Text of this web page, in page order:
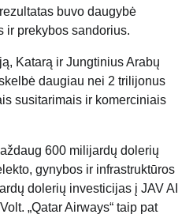
buvo daugybė
ir prekybos sandorius.
Katarą ir Jungtinius Arabų
daugiau nei 2 trilijonus
susitarimais ir komerciniais
600 milijardų dolerių
gynybos ir infrastruktūros
dolerių investicijas į JAV AI
„Qatar Airways“ taip pat